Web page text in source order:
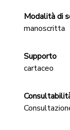
Modalità di
manoscritta
Supporto
cartaceo